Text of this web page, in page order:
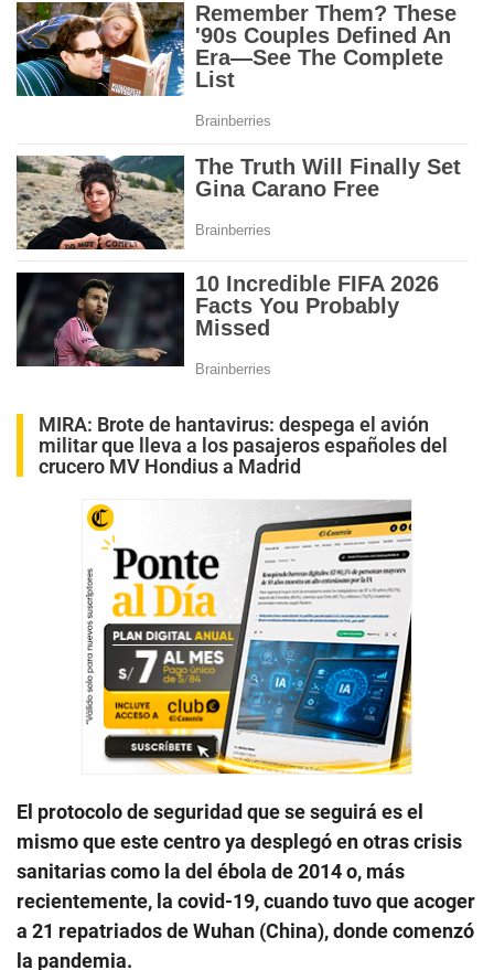
MIRA: Brote de hantavirus: despega el avión
militar que lleva a los pasajeros españoles del
crucero MV Hondius a Madrid
El protocolo de seguridad que se seguirá es el
mismo que este centro ya desplegó en otras crisis
sanitarias como la del ébola de 2014 o, más
recientemente, la covid-19, cuando tuvo que acoger
a 21 repatriados de Wuhan (China), donde comenzó
la pandemia.